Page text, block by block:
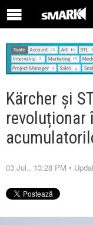
Kärcher și
revoluționar
03 Jul., 13:28 PM •